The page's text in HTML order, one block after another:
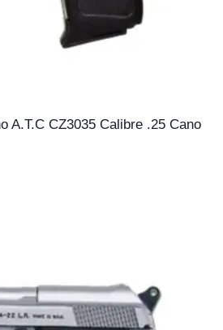
A.T.C CZ3035 Calibre .25 Cano